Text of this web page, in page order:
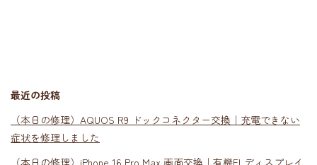
最近の投稿
（本日の修理）AQUOS R9 ドックコネクター交換｜充電できない
症状を修理しました
（本日の修理）iPhone 16 Pro Max 画面交換｜有機ELディスプレイ